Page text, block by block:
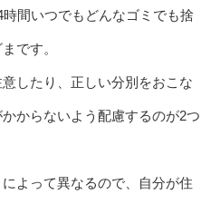
間いつでもどんなゴミでも捨
です。
したり、正しい分別をおこな
からないよう配慮するのが2つ
よって異なるので、自分が住